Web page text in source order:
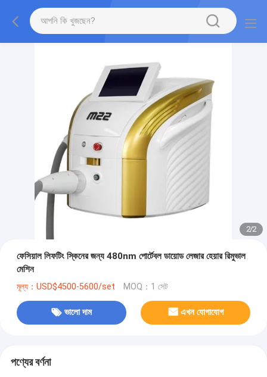
2/2
ফেসিয়াল লিফটিং স্কিনের জন্য 480nm পোর্টেবল ডায়োড লেজার হেয়ার রিমুভাল
মেশিন
মূল্য：USD$4500-5600/set MOQ：1 সেট
ভালো দাম এখন যোগাযোগ
পণ্যের বর্ণনা